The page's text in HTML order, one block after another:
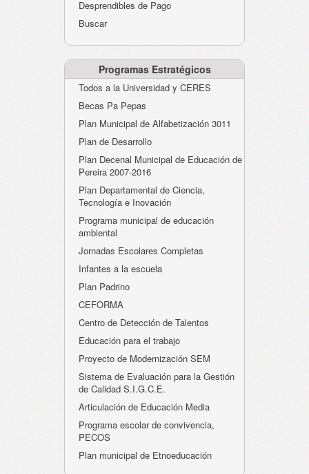
Evaluación desempeño
Humano-Cesantías
Desprendibles de Pago
Buscar
Programas Estratégicos
Todos a la Universidad y CERES
Becas Pa Pepas
Plan Municipal de Alfabetización 3011
Plan de Desarrollo
Plan Decenal Municipal de Educación de
Pereira 2007-2016
Plan Departamental de Ciencia,
Tecnología e Inovación
Programa municipal de educación
ambiental
Jornadas Escolares Completas
Infantes a la escuela
Plan Padrino
CEFORMA
Centro de Detección de Talentos
Educación para el trabajo
Proyecto de Modernización SEM
Sistema de Evaluación para la Gestión
de Calidad S.I.G.C.E.
Articulación de Educación Media
Programa escolar de convivencia,
PECOS
Plan municipal de Etnoeducación